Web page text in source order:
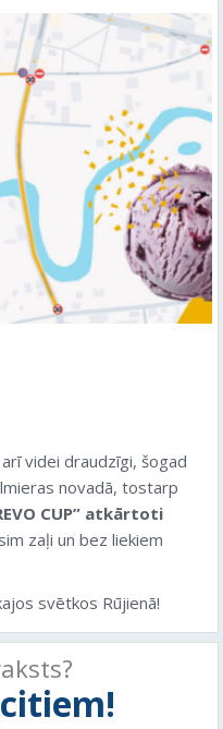
videi draudzīgi, šogad
novadā, tostarp
CUP” atkārtoti
zaļi un bez liekiem
svētkos Rūjienā!